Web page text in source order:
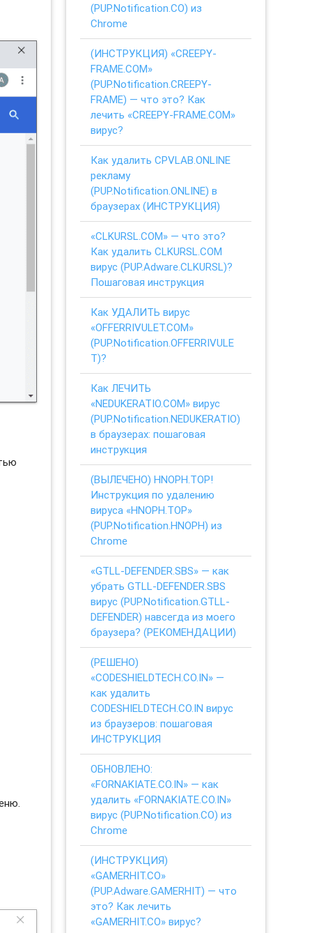
(PUP.Notification.CO) из
Chrome
(ИНСТРУКЦИЯ) «CREEPY-
FRAME.COM»
(PUP.Notification.CREEPY-
FRAME) — что это? Как
лечить «CREEPY-FRAME.COM»
вирус?
Как удалить CPVLAB.ONLINE
рекламу
(PUP.Notification.ONLINE) в
браузерах (ИНСТРУКЦИЯ)
«CLKURSL.COM» — что это?
Как удалить CLKURSL.COM
вирус (PUP.Adware.CLKURSL)?
Пошаговая инструкция
Как УДАЛИТЬ вирус
«OFFERRIVULET.COM»
(PUP.Notification.OFFERRIVULE
T)?
Как ЛЕЧИТЬ
«NEDUKERATIO.COM» вирус
(PUP.Notification.NEDUKERATIO)
в браузерах: пошаговая
инструкция
(ВЫЛЕЧЕНО) HNOPH.TOP!
Инструкция по удалению
вируса «HNOPH.TOP»
(PUP.Notification.HNOPH) из
Chrome
«GTLL-DEFENDER.SBS» — как
убрать GTLL-DEFENDER.SBS
вирус (PUP.Notification.GTLL-
DEFENDER) навсегда из моего
браузера? (РЕКОМЕНДАЦИИ)
(РЕШЕНО)
«CODESHIELDTECH.CO.IN» —
как удалить
CODESHIELDTECH.CO.IN вирус
из браузеров: пошаговая
ИНСТРУКЦИЯ
ОБНОВЛЕНО:
«FORNAKIATE.CO.IN» — как
удалить «FORNAKIATE.CO.IN»
вирус (PUP.Notification.CO) из
Chrome
(ИНСТРУКЦИЯ)
«GAMERHIT.CO»
(PUP.Adware.GAMERHIT) — что
это? Как лечить
«GAMERHIT.CO» вирус?